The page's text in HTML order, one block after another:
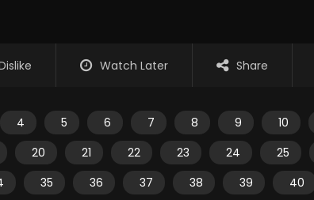
Watch Later Share
4 5 6 7 8 9 10
20
21 22 23 24 25
35 36 37 38 39 40